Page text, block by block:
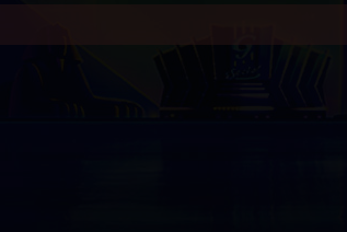
出金